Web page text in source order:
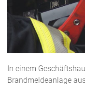
In einem
Brandmeldeanlage